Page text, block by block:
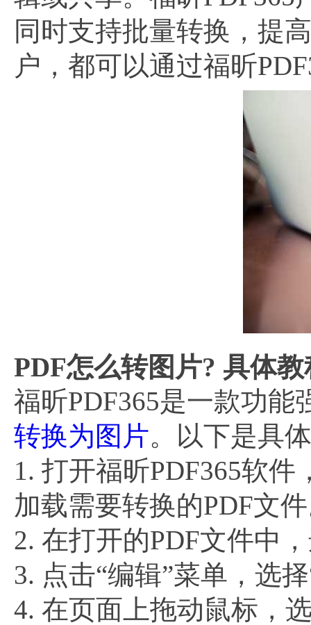
同时支持批量转换，提
户，都可以通过福昕
PDF怎么转图片? 具体
福昕PDF365是一款功能
转换为图片。以下是具
1. 打开福昕PDF365软
加载需要转换的PDF文
2. 在打开的PDF文件中
3. 点击“编辑”菜单，选
4. 在页面上拖动鼠标，